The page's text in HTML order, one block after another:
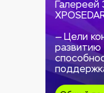
— Цели
развитию